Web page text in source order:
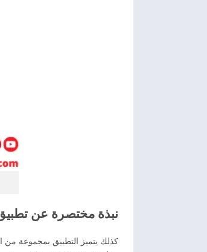
نبذة مختصرة عن
كذلك يتميز التطبيق بمجموعة من